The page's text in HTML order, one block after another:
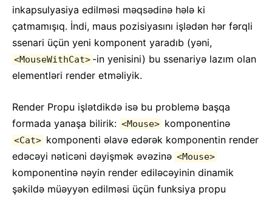
inkapsulyasiya edilməsi məqsədinə hələ ki
çatmamışıq. İndi, maus pozisiyasını işlədən hər fərqli
ssenari üçün yeni komponent yaradıb (yəni,
<MouseWithCat> -in yenisini) bu ssenariyə lazım olan
elementləri render etməliyik.
Render Propu işlətdikdə isə bu problemə başqa
formada yanaşa bilirik: <Mouse> komponentinə
<Cat> komponenti əlavə edərək komponentin render
edəcəyi nəticəni dəyişmək əvəzinə <Mouse>
komponentinə nəyin render ediləcəyinin dinamik
şəkildə müəyyən edilməsi üçün funksiya propu